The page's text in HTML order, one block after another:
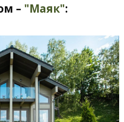
– "Маяк":